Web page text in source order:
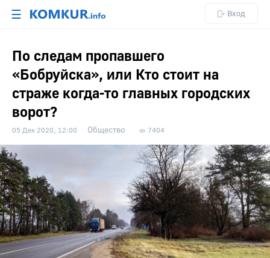
☰ Вход
По следам пропавшего
«Бобруйска», или Кто стоит на
страже когда-то главных городских
ворот?
05 Дек 2020, 12:00 Общество 7404